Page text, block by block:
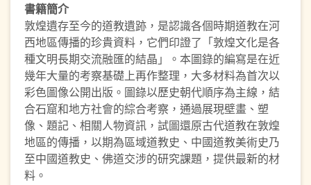
書籍簡介
敦煌遺存至今的道教遺跡，是認識各個時期道教在河
西地區傳播的珍貴資料，它們印證了「敦煌文化是各
種文明長期交流融匯的結晶」。本圖錄的編寫是在近
幾年大量的考察基礎上再作整理，大多材料為首次以
彩色圖像公開出版。圖錄以歷史朝代順序為主線，結
合石窟和地方社會的綜合考察，通過展現壁畫、塑
像、題記、相關人物資訊，試圖還原古代道教在敦煌
地區的傳播，以期為區域道教史、中國道教美術史乃
至中國道教史、佛道交涉的研究課題，提供最新的材
料。